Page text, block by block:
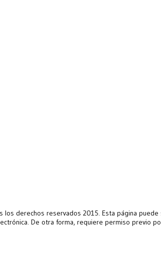
los derechos reservados 2015. Esta página
De otra forma, requiere permiso previo